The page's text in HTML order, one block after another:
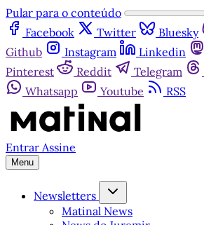
Pular para o conteúdo
Facebook
Twitter Bluesky
Github
Instagram Linkedin
Pinterest
Reddit Telegram
Whatsapp
Youtube RSS
Entrar Assine
Menu
Newsletters
Matinal News